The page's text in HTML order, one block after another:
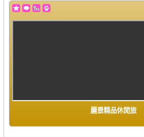
麗景精品休閒旅